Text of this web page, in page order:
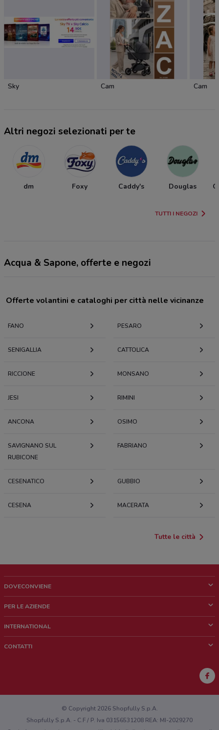
Sky Cam Cam
Altri negozi selezionati per te
dm Foxy Caddy's Douglas
TUTTI I NEGOZI
Acqua & Sapone, offerte e negozi
Offerte volantini e cataloghi per città nelle vicinanze
FANO PESARO
SENIGALLIA CATTOLICA
RICCIONE MONSANO
JESI RIMINI
ANCONA OSIMO
SAVIGNANO SUL
RUBICONE
FABRIANO
CESENATICO GUBBIO
CESENA MACERATA
Tutte le città
DOVECONVIENE
Chi siamo
Lavora con noi
PER LE AZIENDE
Richieste commerciali e marketing
INTERNATIONAL
CONTATTI
Hai un malfunzionamento sul web o sull'app?
© Copyright 2026 Shopfully S.p.A.
Shopfully S.p.A. - C.F / P. Iva 03156531208 REA: MI-2029270